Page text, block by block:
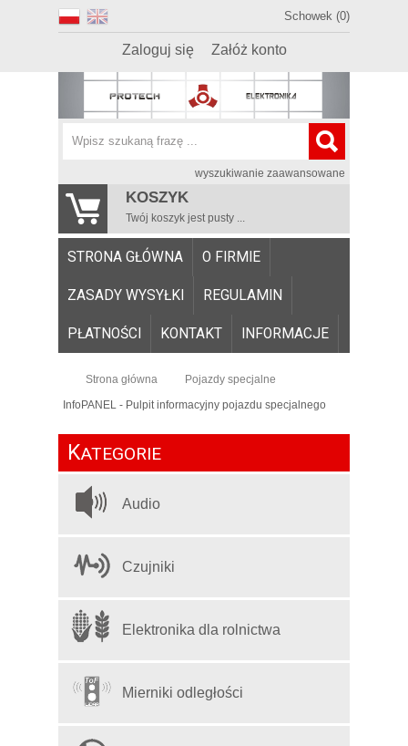
Schowek (0)
Zaloguj się Załóż konto
wyszukiwanie zaawansowane
KOSZYK
Twój koszyk jest pusty ...
STRONA GŁÓWNA O FIRMIE
ZASADY WYSYŁKI REGULAMIN
PŁATNOŚCI KONTAKT INFORMACJE
Strona główna
Pojazdy specjalne
InfoPANEL - Pulpit informacyjny pojazdu specjalnego
KATEGORIE
Audio
Czujniki
Elektronika dla rolnictwa
Mierniki odległości